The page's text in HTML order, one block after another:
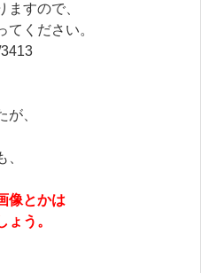
すので、
ください。
、
像とかは
う。